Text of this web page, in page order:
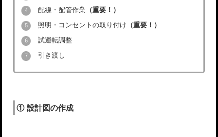
配線・配管作業 （重要！）
照明・コンセントの取り付け （重要！）
試運転調整
引き渡し
① 設計図の作成